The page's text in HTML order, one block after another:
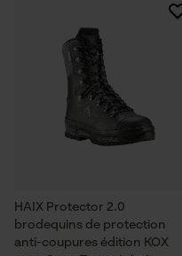
HAIX Protector 2.0
brodequins de protection
anti-coupures édition KOX